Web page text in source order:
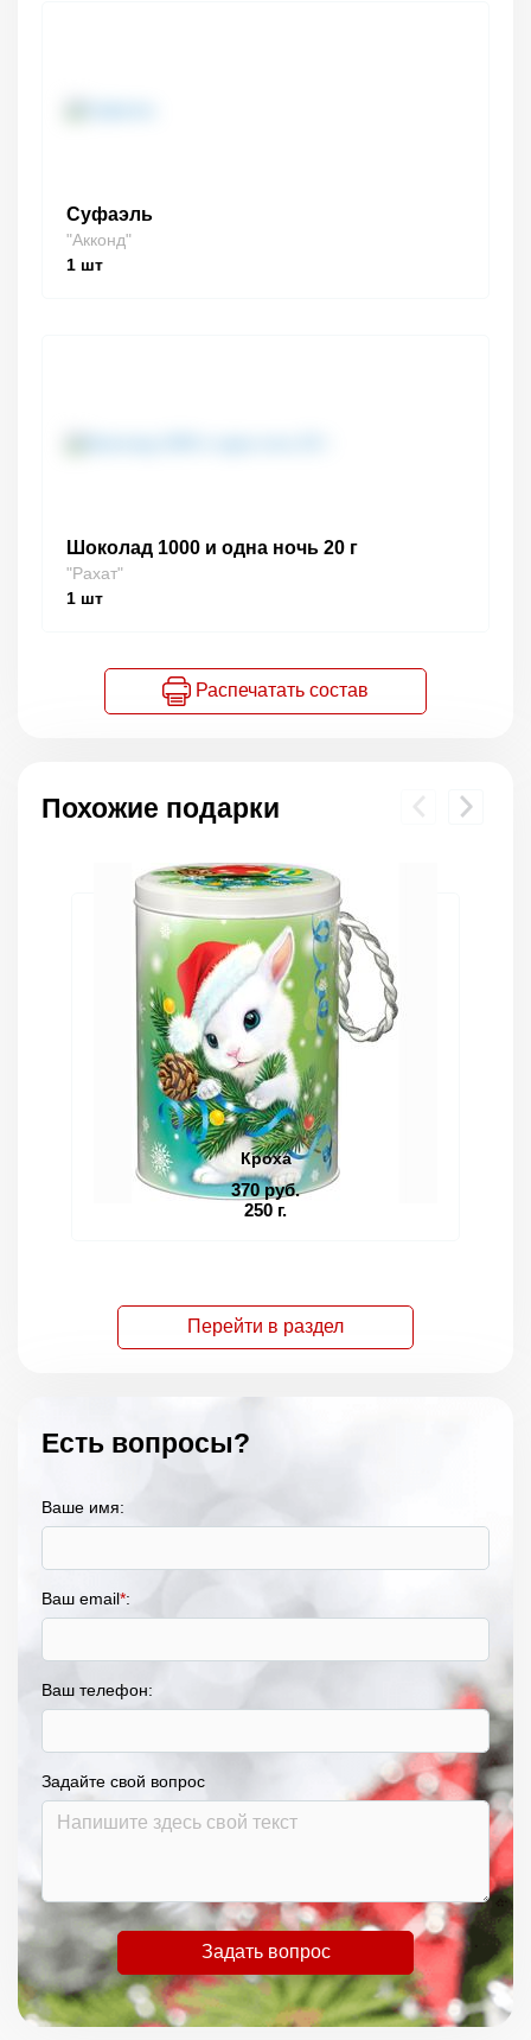
Суфаэль
"Акконд"
1 шт
Шоколад 1000 и одна ночь 20 г
"Рахат"
1 шт
Распечатать состав
Похожие подарки
Кроха
370 руб.
250 г.
Перейти в раздел
Есть вопросы?
Ваше имя:
Ваш email*:
Ваш телефон:
Задайте свой вопрос
Задать вопрос